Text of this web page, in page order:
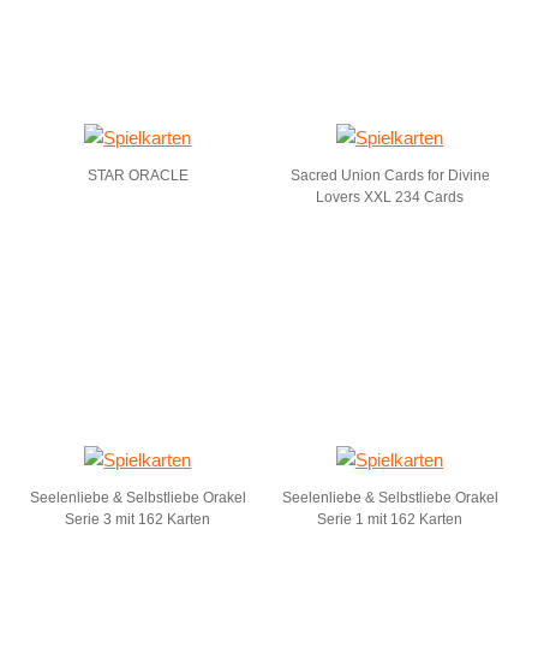
STAR ORACLE
Sacred Union Cards for Divine
Lovers XXL 234 Cards
Seelenliebe & Selbstliebe Orakel
Serie 3 mit 162 Karten
Seelenliebe & Selbstliebe Orakel
Serie 1 mit 162 Karten